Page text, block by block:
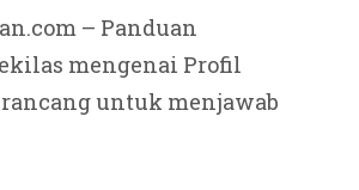
– Panduan
mengenai Profil
untuk menjawab